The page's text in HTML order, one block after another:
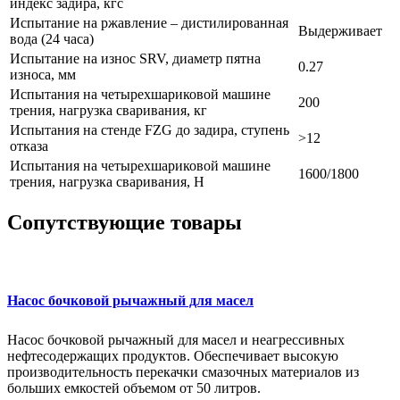
индекс задира, кгс
Испытание на ржавление – дистилированная
вода (24 часа)
Выдерживает
Испытание на износ SRV, диаметр пятна
износа, мм
0.27
Испытания на четырехшариковой машине
трения, нагрузка сваривания, кг
200
Испытания на стенде FZG до задира, ступень
отказа
>12
Испытания на четырехшариковой машине
трения, нагрузка сваривания, Н
1600/1800
Сопутствующие товары
Насос бочковой рычажный для масел
Насос бочковой рычажный для масел и неагрессивных
нефтесодержащих продуктов. Обеспечивает высокую
производительность перекачки смазочных материалов из
больших емкостей объемом от 50 литров.